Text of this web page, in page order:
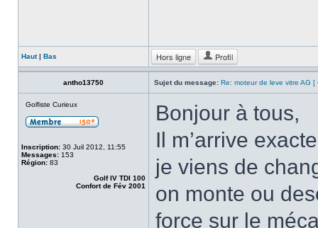
Haut| Bas Hors ligne Profil
antho13750 Sujet du message: Re: moteur de leve vitre AG
Golfiste Curieux
Inscription: 30 Juil 2012, 11:55
Messages: 153
Région: 83
Golf IV TDI 100
Confort de Fév 2001
Bonjour à tous,
Il m’arrive
je viens de
on monte ou
force sur le